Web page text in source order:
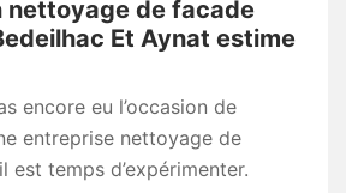
nettoyage de facade
Et Aynat estime
encore eu l’occasion de
entreprise nettoyage de
est temps d’expérimenter.